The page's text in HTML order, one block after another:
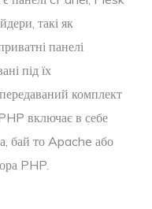
такі як
панелі
під їх
комплект
включає в себе
бай то Apache або
PHP.